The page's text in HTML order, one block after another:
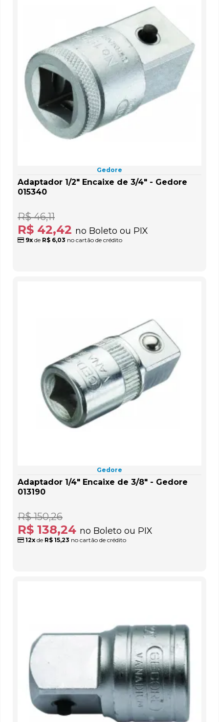
Gedore
Adaptador 1/2" Encaixe de 3/4" - Gedore
015340
R$ 42,42 no Boleto ou PIX
R$ 46,11
9x de R$ 6,03 no cartão de crédito
Gedore
Adaptador 1/4" Encaixe de 3/8" - Gedore
013190
R$ 138,24 no Boleto ou PIX
R$ 150,26
12x de R$ 15,23 no cartão de crédito